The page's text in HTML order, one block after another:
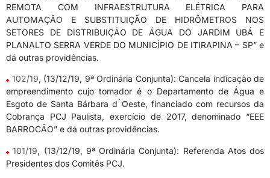
REMOTA COM INFRAESTRUTURA ELÉTRICA PARA
AUTOMAÇÃO E SUBSTITUIÇÃO DE HIDRÔMETROS NOS
SETORES DE DISTRIBUIÇÃO DE ÁGUA DO JARDIM UBÁ E
PLANALTO SERRA VERDE DO MUNICÍPIO DE ITIRAPINA – SP” e
dá outras providências.
102/19, (13/12/19, 9ª Ordinária Conjunta): Cancela indicação de
empreendimento cujo tomador é o Departamento de Água e
Esgoto de Santa Bárbara d ́Oeste, financiado com recursos da
Cobrança PCJ Paulista, exercício de 2017, denominado “EEE
BARROCÃO” e dá outras providências.
101/19, (13/12/19, 9ª Ordinária Conjunta): Referenda Atos dos
Presidentes dos Comitês PCJ.